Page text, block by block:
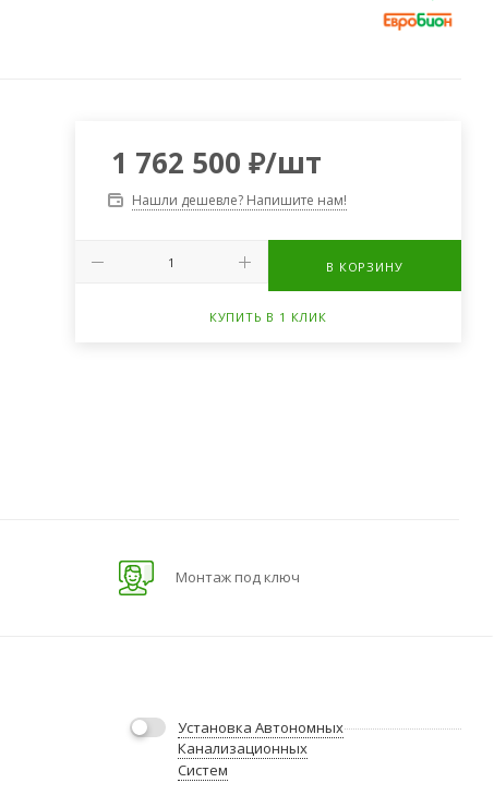
1 762 500 ₽/шт
Нашли дешевле? Напишите нам!
В КОРЗИНУ
КУПИТЬ В 1 КЛИК
Монтаж под ключ
Установка Автономных
Канализационных
Систем